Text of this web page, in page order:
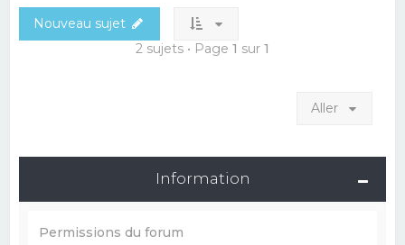
Nouveau sujet
2 sujets • Page 1 sur 1
Aller
Information
Permissions du forum